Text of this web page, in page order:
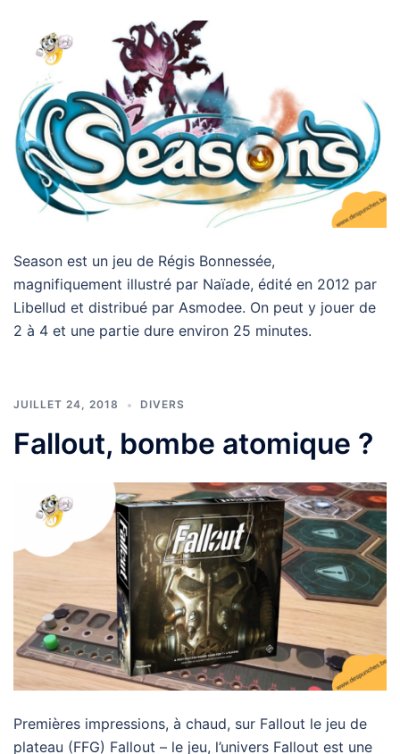
Season est un jeu de Régis Bonnessée,
magnifiquement illustré par Naïade, édité en 2012 par
Libellud et distribué par Asmodee. On peut y jouer de
2 à 4 et une partie dure environ 25 minutes.
JUILLET 24, 2018 DIVERS
Fallout, bombe atomique ?
Premières impressions, à chaud, sur Fallout le jeu de
plateau (FFG) Fallout – le jeu, l’univers Fallout est une